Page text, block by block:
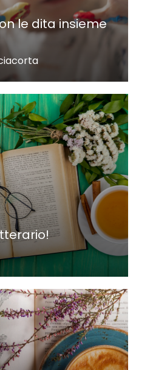
le dita insieme